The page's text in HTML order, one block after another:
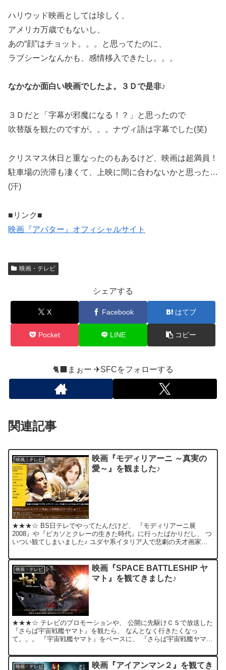
ハリウッド映画としては珍しく、
アメリカ万歳でもないし、
あの“顔”はチョット。。。と思ってたのに、
ラブシーンなんかも、感情移入できたし。。。
なかなか面白い映画でしたよ。３Ｄで是非♪
３Ｄだと「字幕が邪魔になる！？」と思ったので
吹替版を観たのですが。。。ナヴィ語は字幕でした(笑)
クリスマス休日と重なったのもあるけど、映画は超満員！
駐車場の渋滞も凄くて、上映に間に合わないかと思った…
(汗)
■リンク■
映画『アバター』オフィシャルサイト
映画・テレビ
シェアする
X Facebook はてブ
Pocket LINE コピー
🐈‍⬛まぉー ✈︎SFCをフォローする
関連記事
映画・テレビ
映画『モディリアーニ ～真実の
愛～』を観ました♪
★★★☆ BS日テレでやってたんだけど、 『モディリアーニ展
2008』や『ピカソとクレーの生きた時代』に行ったばかりだし、 つ
いつい観てしまいました♪ ユダヤ系イタリア人で悲劇の天才画家、
映画・テレビ
映画『SPACE BATTLESHIP ヤ
マト』を観てきました♪
★★★☆ テレビのプロモーションや、 公開に先駆けＣＳで放送した
『さらば宇宙戦艦ヤマト』を観たら、 なんとなく行きたくなっ
て。。。 『宇宙戦艦ヤマト』をベースに、 『さらば宇宙戦艦ヤマト
映画・テレビ
映画『アイアンマン２』を観てき